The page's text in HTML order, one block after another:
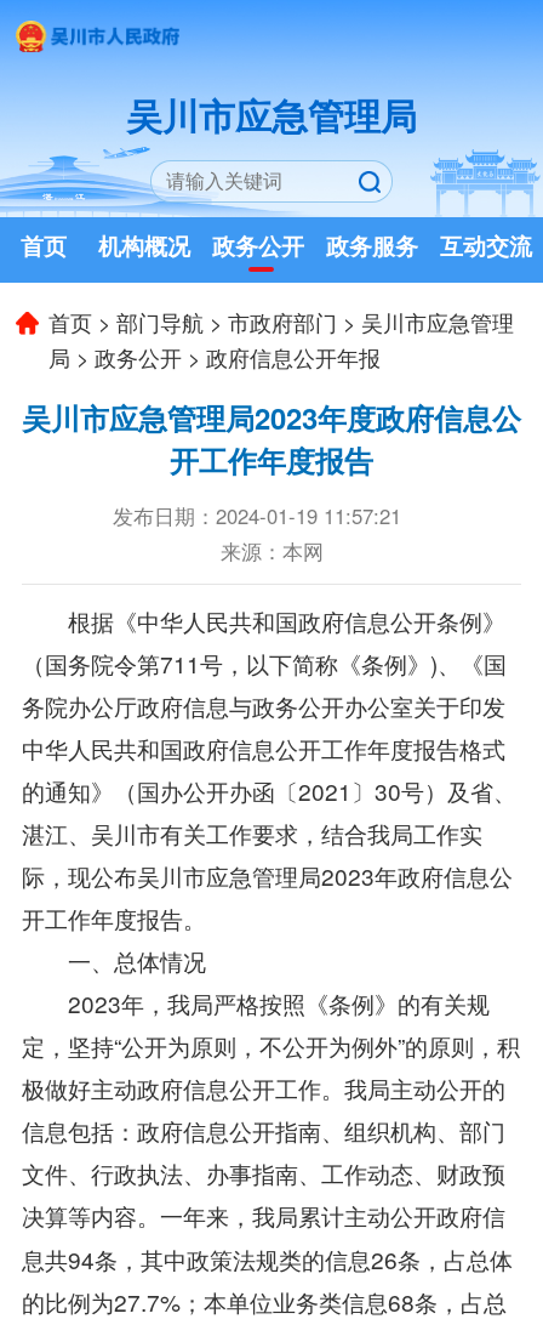
吴川市应急管理局
首页 机构概况 政务公开 政务服务 互动交流
首页 >部门导航 >市政府部门 > 吴川市应急管理
局 >政务公开 >政府信息公开年报
吴川市应急管理局2023年度政府信息公
开工作年度报告
发布日期：2024-01-19 11:57:21
来源：本网
根据《中华人民共和国政府信息公开条例》
（国务院令第711号，以下简称《条例》)、《国
务院办公厅政府信息与政务公开办公室关于印发
中华人民共和国政府信息公开工作年度报告格式
的通知》（国办公开办函〔2021〕30号）及省、
湛江、吴川市有关工作要求，结合我局工作实
际，现公布吴川市应急管理局2023年政府信息公
开工作年度报告。
一、总体情况
2023年，我局严格按照《条例》的有关规
定，坚持“公开为原则，不公开为例外”的原则，积
极做好主动政府信息公开工作。我局主动公开的
信息包括：政府信息公开指南、组织机构、部门
文件、行政执法、办事指南、工作动态、财政预
决算等内容。一年来， 我局累计主动公开政府信
息共94条，其中政策法规类的信息26条，占总体
的比例为27.7%；本单位业务类信息68条，占总